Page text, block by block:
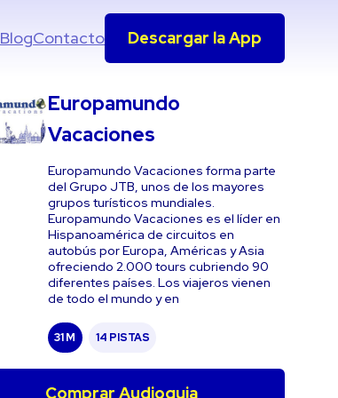
BlogContacto Descargar la App
Europamundo
Vacaciones
Europamundo Vacaciones forma parte
del Grupo JTB, unos de los mayores
grupos turísticos mundiales.
Europamundo Vacaciones es el líder en
Hispanoamérica de circuitos en
autobús por Europa, Américas y Asia
ofreciendo 2.000 tours cubriendo 90
diferentes países. Los viajeros vienen
de todo el mundo y en
31 M 14 PISTAS
Comprar Audioguia